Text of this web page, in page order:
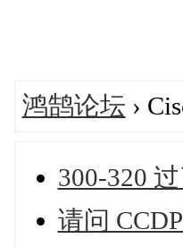
鸿鹄论坛 ›
300-320
请问